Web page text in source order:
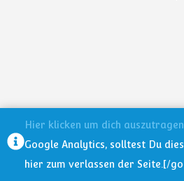
Hier klicken um dich auszutragen.
Google Analytics, solltest Du
hier zum verlassen der Seite.[/